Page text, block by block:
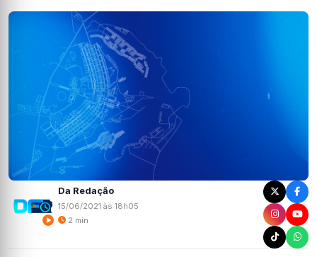
Da Redação
15/06/2021 às 18h05
2 min